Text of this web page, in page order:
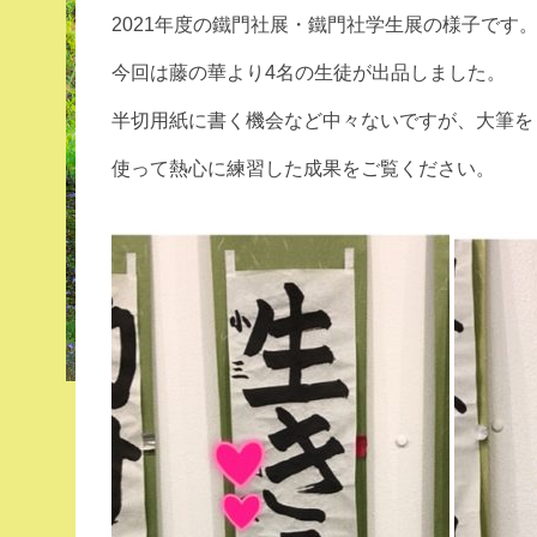
2021年度の鐵門社展・鐵門社学生展の様子です。
今回は藤の華より4名の生徒が出品しました。
半切用紙に書く機会など中々ないですが、大筆を
使って熱心に練習した成果をご覧ください。